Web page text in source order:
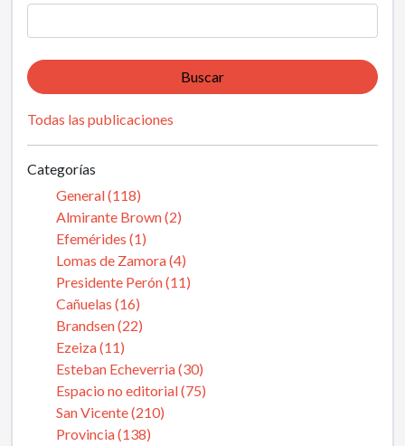
Buscar
Todas las publicaciones
Categorías
General (118)
Almirante Brown (2)
Efemérides (1)
Lomas de Zamora (4)
Presidente Perón (11)
Cañuelas (16)
Brandsen (22)
Ezeiza (11)
Esteban Echeverria (30)
Espacio no editorial (75)
San Vicente (210)
Provincia (138)